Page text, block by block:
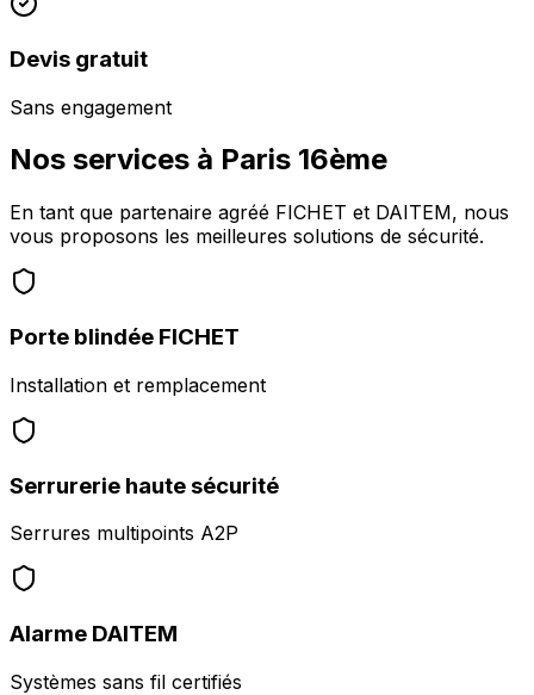
Devis gratuit
Sans engagement
Nos services à Paris 16ème
En tant que partenaire agréé FICHET et DAITEM, nous
vous proposons les meilleures solutions de sécurité.
Porte blindée FICHET
Installation et remplacement
Serrurerie haute sécurité
Serrures multipoints A2P
Alarme DAITEM
Systèmes sans fil certifiés